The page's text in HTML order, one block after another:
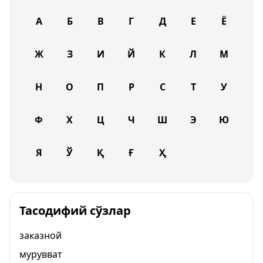
А Б В Г Д Е Ё
Ж З И Й К Л М
Н О П Р С Т У
Ф Х Ц Ч Ш Э Ю
Я Ў Қ Ғ Ҳ
Тасодифий сўзлар
заказной
мурувват